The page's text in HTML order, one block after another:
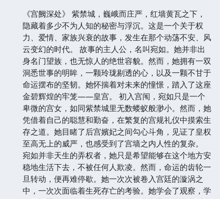
《宫阙深处》 紫禁城，巍峨而庄严，红墙黄瓦之下，
隐藏着多少不为人知的秘密与浮沉。这是一个关于权
力、爱情、家族兴衰的故事，发生在那个动荡不安、风
云变幻的时代。 故事的主人公，名叫宛如。她并非出
身名门望族，也无惊人的绝世容貌。然而，她拥有一双
洞悉世事的明眸，一颗玲珑剔透的心，以及一颗不甘于
命运摆布的坚韧。她怀揣着对未来的憧憬，踏入了这座
金碧辉煌的牢笼——皇宫。 初入宫闱，宛如只是一个
卑微的宫女，如同紫禁城里无数蝼蚁般渺小。然而，她
凭借着自己的聪慧和勤奋，在繁复的宫规礼仪中摸索生
存之道。她目睹了后宫嬪妃之间勾心斗角，见证了皇权
至高无上的威严，也感受到了宫墙之内人性的复杂。
宛如并非天生的弄权者，她只是希望能够在这个地方安
稳地生活下去，不被任何人欺凌。然而，命运的齿轮一
旦转动，便再难停歇。她一次次被卷入宫廷的漩涡之
中，一次次面临着生死存亡的考验。她学会了观察，学